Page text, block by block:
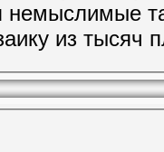
немыслимые
из тысяч